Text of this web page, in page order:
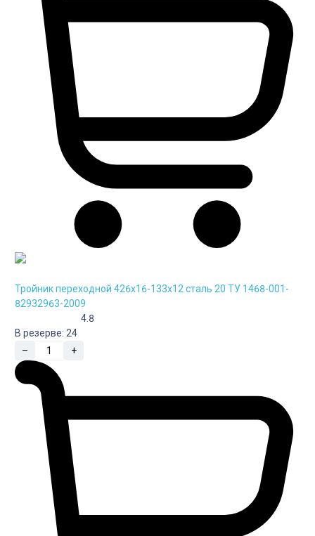
Тройник переходной 426х16-133х12 сталь 20 ТУ 1468-001-
82932963-2009
4.8
В резерве: 24
–
+